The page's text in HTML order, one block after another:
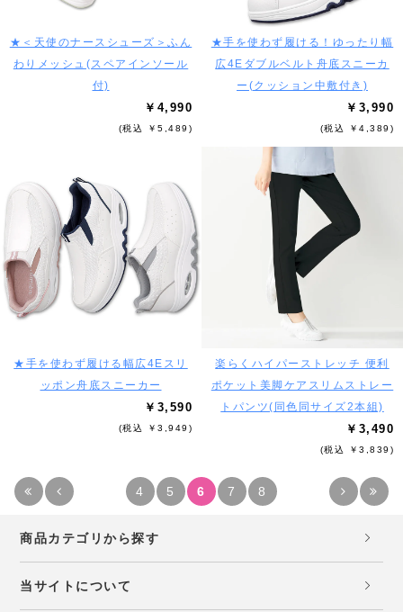
★＜天使のナースシューズ＞ふん
わりメッシュ(スペアインソール
付)
￥4,990
(税込 ￥5,489)
★手を使わず履ける！ゆったり幅
広4Eダブルベルト舟底スニーカ
ー(クッション中敷付き)
￥3,990
(税込 ￥4,389)
★手を使わず履ける幅広4Eスリ
ッポン舟底スニーカー
￥3,590
(税込 ￥3,949)
楽らくハイパーストレッチ 便利
ポケット美脚ケアスリムストレー
トパンツ(同色同サイズ2本組)
￥3,490
(税込 ￥3,839)
4 5 6 7 8
商品カテゴリから探す
当サイトについて